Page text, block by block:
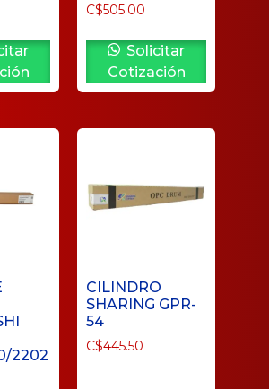
C$505.00
Solicitar
Cotización
2202
CILINDRO
SHARING GPR-
54
C$445.50